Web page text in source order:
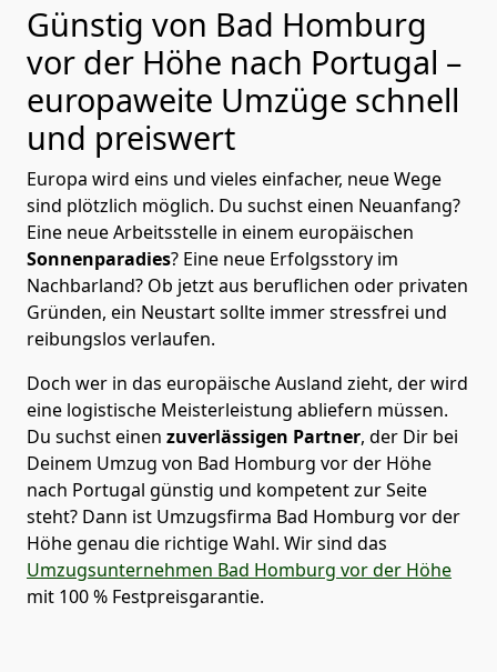
Günstig von Bad Homburg
vor der Höhe nach Portugal –
europaweite Umzüge schnell
und preiswert
Europa wird eins und vieles einfacher, neue Wege
sind plötzlich möglich. Du suchst einen Neuanfang?
Eine neue Arbeitsstelle in einem europäischen
Sonnenparadies? Eine neue Erfolgsstory im
Nachbarland? Ob jetzt aus beruflichen oder privaten
Gründen, ein Neustart sollte immer stressfrei und
reibungslos verlaufen.
Doch wer in das europäische Ausland zieht, der wird
eine logistische Meisterleistung abliefern müssen.
Du suchst einen zuverlässigen Partner, der Dir bei
Deinem Umzug von Bad Homburg vor der Höhe
nach Portugal günstig und kompetent zur Seite
steht? Dann ist Umzugsfirma Bad Homburg vor der
Höhegenau die richtige Wahl. Wir sind das
Umzugsunternehmen Bad Homburg vor der Höhe
mit 100 % Festpreisgarantie.